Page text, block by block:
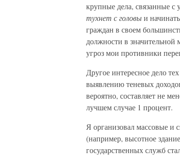
крупные дела, связанные с
тухнет с головыи
граждан в своем
должности в
угроз мои противники
Другое интересное дело
выявлению теневых
вероятно, составляет не
лучшем случае 1 процент.
Я организовал массовые и
(например, высотное
государственных служб